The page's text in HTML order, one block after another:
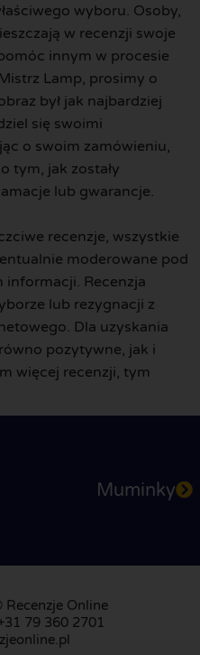
wyboru. Osoby,
w recenzji swoje
innym w procesie
Lamp, prosimy o
był jak najbardziej
się swoimi
o swoim zamówieniu,
tym, jak zostały
lub gwarancje.
recenzje, wszystkie
moderowane pod
informacji. Recenzja
lub rezygnacji z
Dla uzyskania
pozytywne, jak i
więcej recenzji, tym
Muminky
Online
79 360 2701